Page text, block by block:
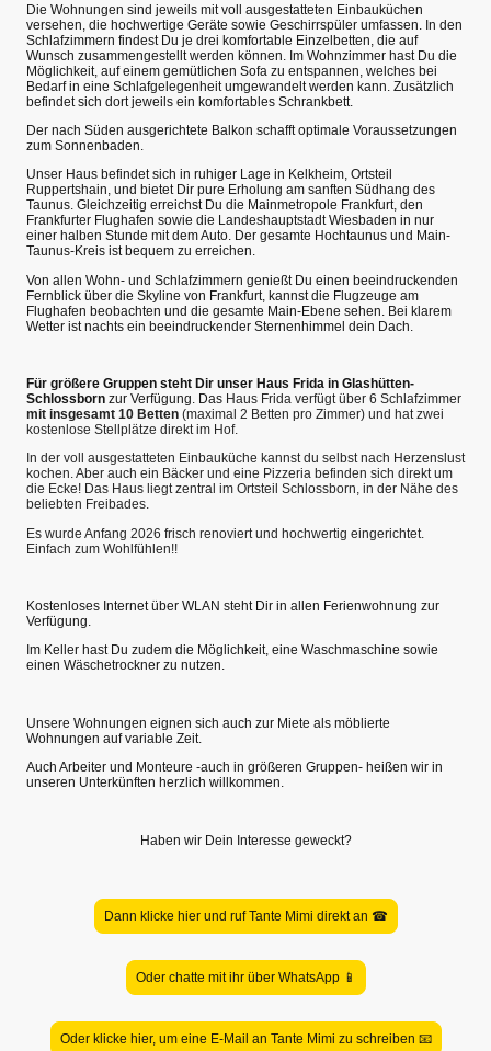
Die Wohnungen sind jeweils mit voll ausgestatteten Einbauküchen
versehen, die hochwertige Geräte sowie Geschirrspüler umfassen. In den
Schlafzimmern findest Du je drei komfortable Einzelbetten, die auf
Wunsch zusammengestellt werden können. Im Wohnzimmer hast Du die
Möglichkeit, auf einem gemütlichen Sofa zu entspannen, welches bei
Bedarf in eine Schlafgelegenheit umgewandelt werden kann. Zusätzlich
befindet sich dort jeweils ein komfortables Schrankbett.
Der nach Süden ausgerichtete Balkon schafft optimale Voraussetzungen
zum Sonnenbaden.
Unser Haus befindet sich in ruhiger Lage in Kelkheim, Ortsteil
Ruppertshain, und bietet Dir pure Erholung am sanften Südhang des
Taunus. Gleichzeitig erreichst Du die Mainmetropole Frankfurt, den
Frankfurter Flughafen sowie die Landeshauptstadt Wiesbaden in nur
einer halben Stunde mit dem Auto. Der gesamte Hochtaunus und Main-
Taunus-Kreis ist bequem zu erreichen.
Von allen Wohn- und Schlafzimmern genießt Du einen beeindruckenden
Fernblick über die Skyline von Frankfurt, kannst die Flugzeuge am
Flughafen beobachten und die gesamte Main-Ebene sehen. Bei klarem
Wetter ist nachts ein beeindruckender Sternenhimmel dein Dach.
Für größere Gruppen steht Dir unser Haus Frida in Glashütten-
Schlossborn zur Verfügung. Das Haus Frida verfügt über 6 Schlafzimmer
mit insgesamt 10 Betten (maximal 2 Betten pro Zimmer) und hat zwei
kostenlose Stellplätze direkt im Hof.
In der voll ausgestatteten Einbauküche kannst du selbst nach Herzenslust
kochen. Aber auch ein Bäcker und eine Pizzeria befinden sich direkt um
die Ecke! Das Haus liegt zentral im Ortsteil Schlossborn, in der Nähe des
beliebten Freibades.
Es wurde Anfang 2026 frisch renoviert und hochwertig eingerichtet.
Einfach zum Wohlfühlen!!
Kostenloses Internet über WLAN steht Dir in allen Ferienwohnung zur
Verfügung.
Im Keller hast Du zudem die Möglichkeit, eine Waschmaschine sowie
einen Wäschetrockner zu nutzen.
Unsere Wohnungen eignen sich auch zur Miete als möblierte
Wohnungen auf variable Zeit.
Auch Arbeiter und Monteure -auch in größeren Gruppen- heißen wir in
unseren Unterkünften herzlich willkommen.
Haben wir Dein Interesse geweckt?
Dann klicke hier und ruf Tante Mimi direkt an ☎
Oder chatte mit ihr über WhatsApp 📱
Oder klicke hier, um eine E-Mail an Tante Mimi zu schreiben 📧